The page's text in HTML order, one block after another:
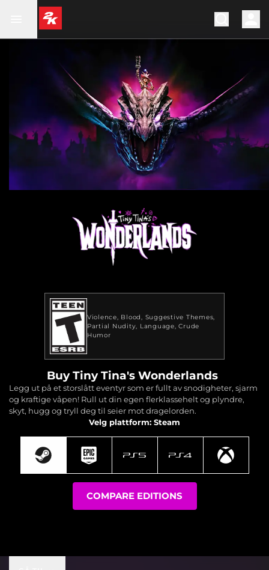
Violence Blood Suggestive Themes
Partial Nudity Language Crude
Humor
Buy Tiny Tina's Wonderlands
Legg ut på et storslått eventyr som er fullt av snodigheter, sjarm
og kraftige våpen! Rull ut din egen flerklassehelt og plyndre,
skyt, hugg og tryll deg til seier mot dragelorden.
Velg plattform: Steam
COMPARE EDITIONS